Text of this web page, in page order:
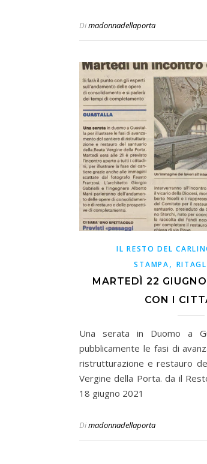
Dimadonnadellaporta
IL RESTO DEL
STAMPA,
MARTEDÌ 22
CON I
Una serata in Duomo a
pubblicamente le fasi di
ristrutturazione e restauro
Vergine della Porta. da il
18 giugno 2021
Dimadonnadellaporta